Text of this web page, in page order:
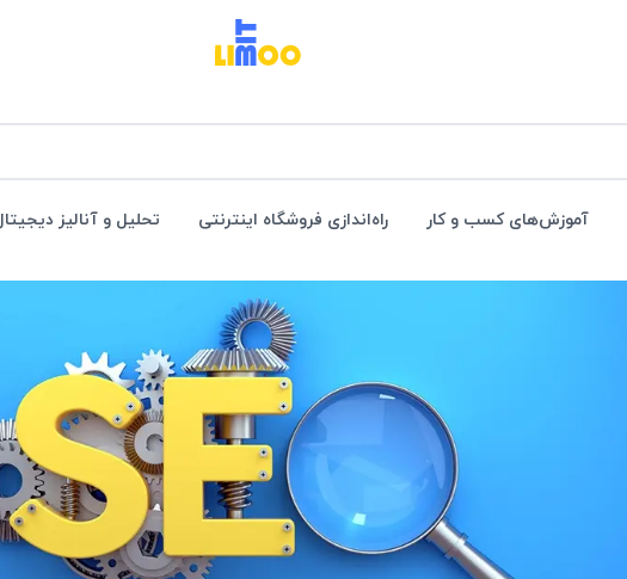
آموزش‌های کسب و کار راه‌اندازی فروشگاه اینترنتی تحلیل و آنالیز